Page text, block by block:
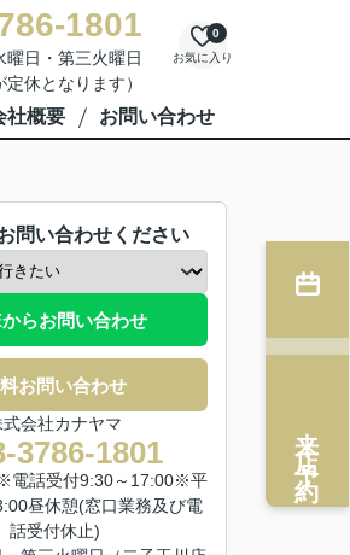
1801
日・第三火曜日
休となります）
お気に入り
0
社概要 お問い合わせ
問い合わせください
らお問い合わせ
お問い合わせ
式会社カナヤマ
3786-1801
電話受付9:30～17:00※平
昼休憩(窓口業務及び電
話受付休止)
来店予約